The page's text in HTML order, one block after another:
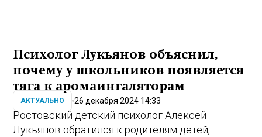
Психолог Лукьянов объяснил,
почему у школьников появляется
тяга к аромаингаляторам
АКТУАЛЬНО 26 декабря 2024 14:33
Ростовский детский психолог Алексей
Лукьянов обратился к родителям детей,